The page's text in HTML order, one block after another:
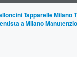
Tapparelle Milano
a Milano